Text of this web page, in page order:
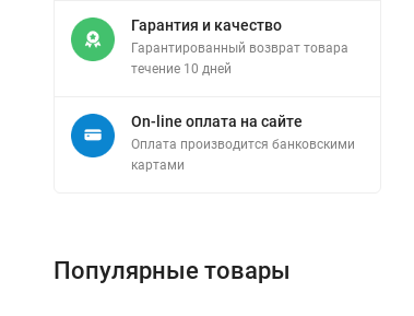
Гарантия и качество
Гарантированный возврат товара
течение 10 дней
On-line оплата на сайте
Оплата производится банковскими
картами
Популярные товары